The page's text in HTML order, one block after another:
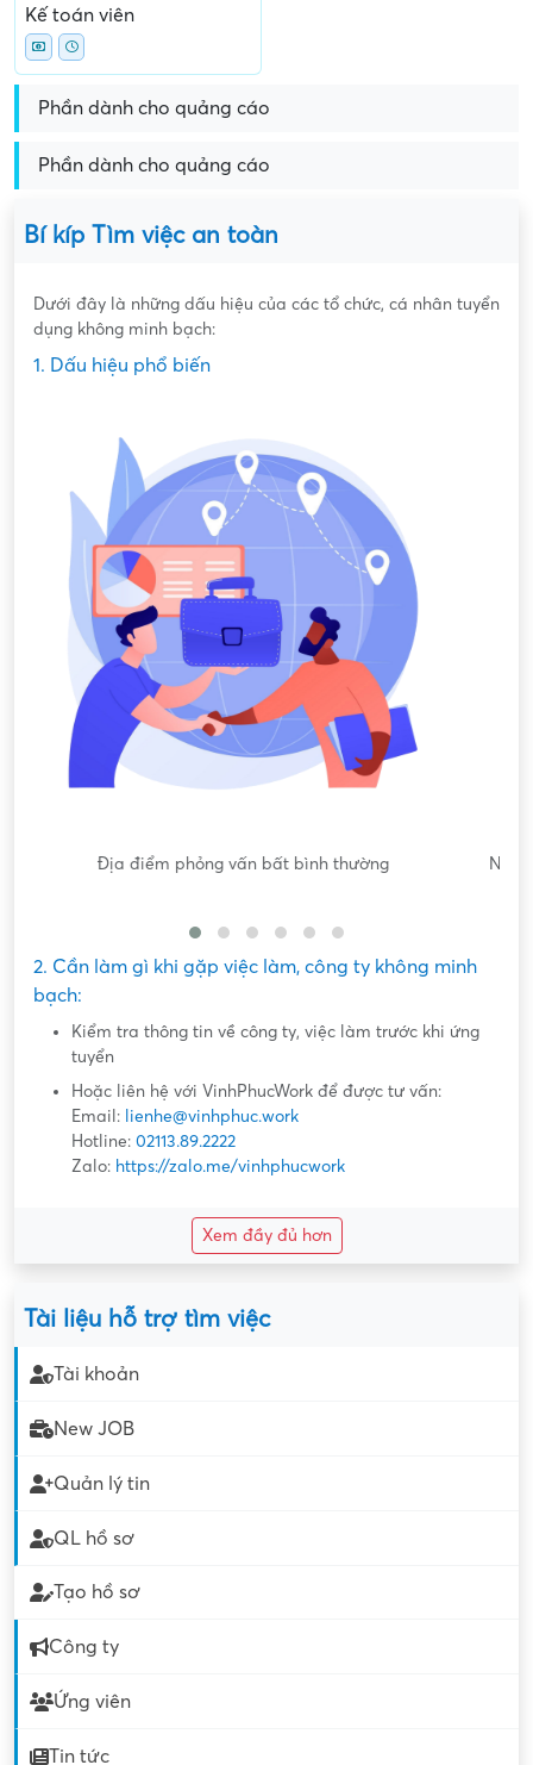
Kế toán viên
Phần dành cho quảng cáo
Phần dành cho quảng cáo
Bí kíp Tìm việc an toàn
Dưới đây là những dấu hiệu của các tổ chức, cá nhân tuyển
dụng không minh bạch:
1. Dấu hiệu phổ biến
Nội dung mô tả công việc sơ sài, không đồng nhất với công
2. Cần làm gì khi gặp việc làm, công ty không minh
bạch:
Kiểm tra thông tin về công ty, việc làm trước khi ứng
tuyển
Hoặc liên hệ với VinhPhucWork để được tư vấn:
Email: lienhe@vinhphuc.work
Hotline: 02113.89.2222
Zalo: https://zalo.me/vinhphucwork
Xem đầy đủ hơn
Tài liệu hỗ trợ tìm việc
Tài khoản
New JOB
Quản lý tin
QL hồ sơ
Tạo hồ sơ
Công ty
Ứng viên
Tin tức